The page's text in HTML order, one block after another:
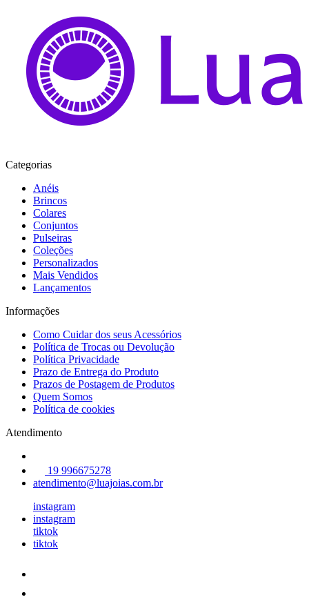
Categorias
Anéis
Brincos
Colares
Conjuntos
Pulseiras
Coleções
Personalizados
Mais Vendidos
Lançamentos
Informações
Como Cuidar dos seus Acessórios
Política de Trocas ou Devolução
Política Privacidade
Prazo de Entrega do Produto
Prazos de Postagem de Produtos
Quem Somos
Política de cookies
Atendimento
19 996675278
atendimento@luajoias.com.br
instagram
instagram
tiktok
tiktok